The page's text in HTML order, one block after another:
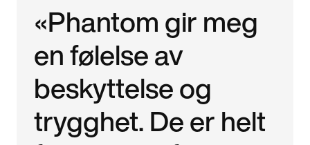
«Phantom gir meg
en følelse av
beskyttelse og
trygghet. De er helt